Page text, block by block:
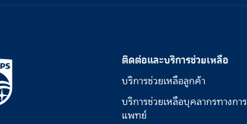
ติดต่อและบริการช่วยเหลือ
บริการช่วยเหลือลูกค้า
บริการช่วยเหลือบุคลากรทางการ
แพทย์